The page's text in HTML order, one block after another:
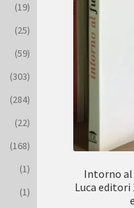
Intorno al
Luca editori
(19)
(25)
(59)
(303)
(284)
(22)
(168)
(1)
(1)